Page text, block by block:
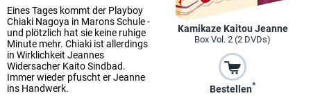
Kamikaze Kaitou Jeanne
Box Vol. 2 (2 DVDs)
Bestellen*
Eines Tages kommt der Playboy
Chiaki Nagoya in Marons Schule -
und plötzlich hat sie keine ruhige
Minute mehr. Chiaki ist allerdings
in Wirklichkeit Jeannes
Widersacher Kaito Sindbad.
Immer wieder pfuscht er Jeanne
ins Handwerk.